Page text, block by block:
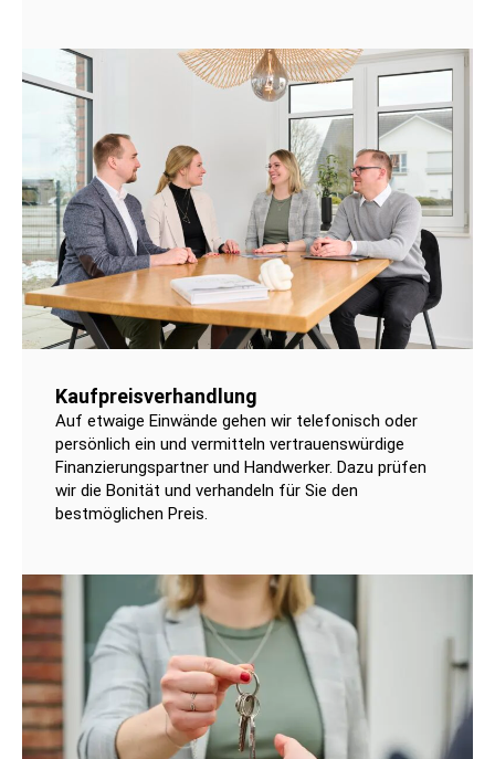
Kaufpreisverhandlung
Auf etwaige Einwände gehen wir telefonisch oder
persönlich ein und vermitteln vertrauenswürdige
Finanzierungspartner und Handwerker. Dazu prüfen
wir die Bonität und verhandeln für Sie den
bestmöglichen Preis.